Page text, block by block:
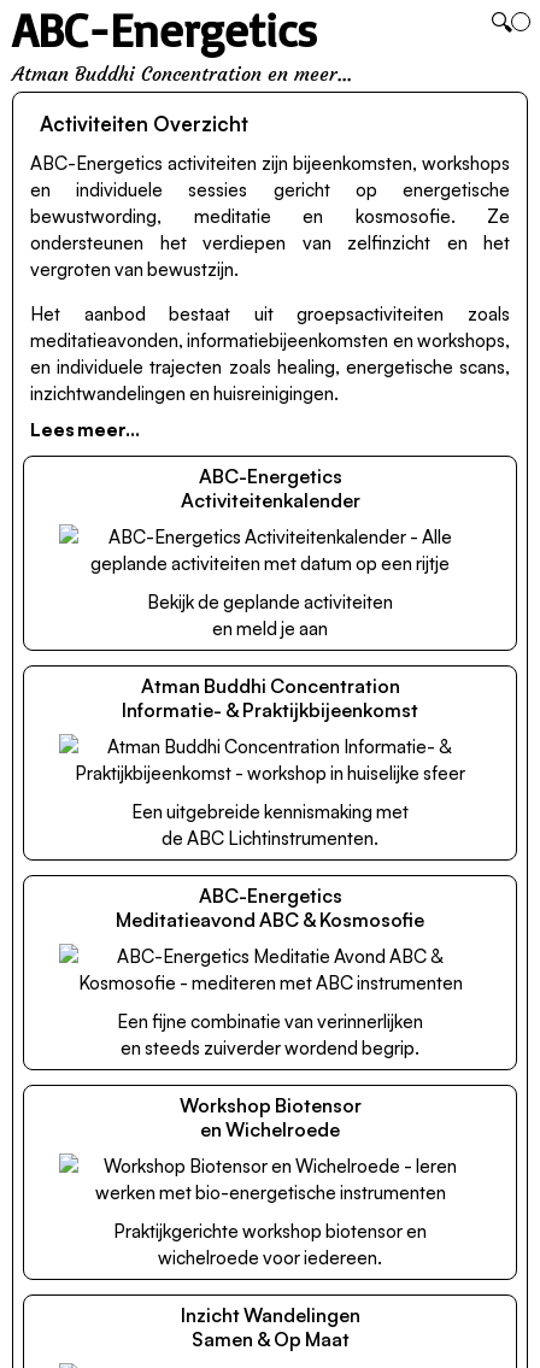
🔍
ABC-Energetics
Atman Buddhi Concentration en meer...
Activiteiten Overzicht
ABC-Energetics activiteiten zijn bijeenkomsten, workshops
en individuele sessies gericht op energetische
bewustwording, meditatie en kosmosofie. Ze
ondersteunen het verdiepen van zelfinzicht en het
vergroten van bewustzijn.
Het aanbod bestaat uit groepsactiviteiten zoals
meditatieavonden, informatiebijeenkomsten en workshops,
en individuele trajecten zoals healing, energetische scans,
inzichtwandelingen en huisreinigingen.
ABC-Energetics
Activiteitenkalender
Bekijk de geplande activiteiten
en meld je aan
Atman Buddhi Concentration
Informatie- & Praktijkbijeenkomst
Een uitgebreide kennismaking met
de ABC Lichtinstrumenten.
ABC-Energetics
Meditatieavond ABC & Kosmosofie
Een fijne combinatie van verinnerlijken
en steeds zuiverder wordend begrip.
Workshop Biotensor
en Wichelroede
Praktijkgerichte workshop biotensor en
wichelroede voor iedereen.
Inzicht Wandelingen
Samen & Op Maat